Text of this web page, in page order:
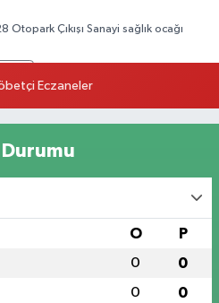
Otopark Çıkışı Sanayi sağlık ocağı
Eczaneler
O P
0 0
0 0